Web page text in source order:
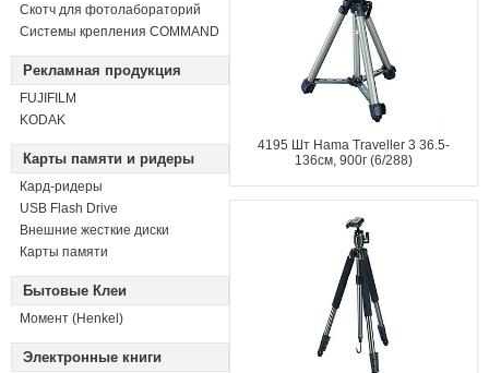
Скотч для фотолабораторий
Системы крепления COMMAND
Рекламная продукция
FUJIFILM
KODAK
Карты памяти и ридеры
Кард-ридеры
USB Flash Drive
Внешние жесткие диски
Карты памяти
Бытовые Клеи
Момент (Henkel)
Электронные книги
4195 Шт Hama Traveller 3 36.5-
136см, 900г (6/288)